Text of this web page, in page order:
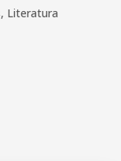
Literatura